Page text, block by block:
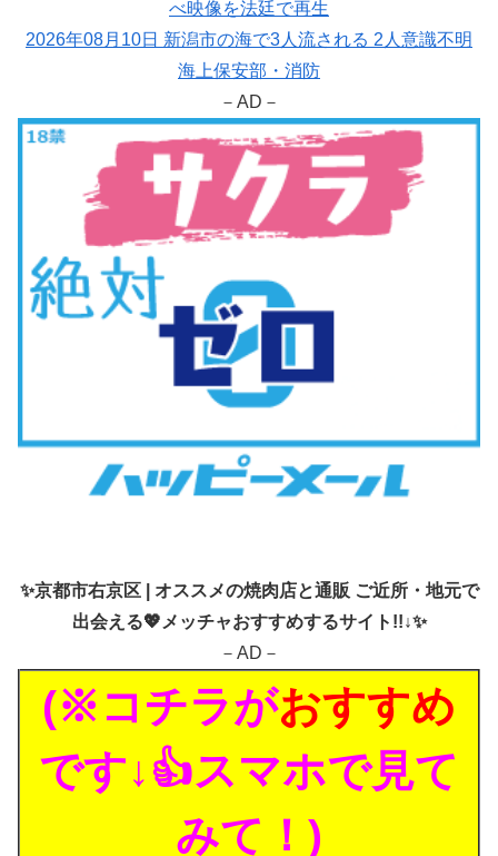
べ映像を法廷で再生
2026年08月10日 新潟市の海で3人流される 2人意識不明
海上保安部・消防
－AD－
✨京都市右京区 | オススメの焼肉店と通販 ご近所・地元で
出会える💖メッチャおすすめするサイト!!↓✨
－AD－
(※コチラがおすすめ
です↓👍スマホで見て
みて！)